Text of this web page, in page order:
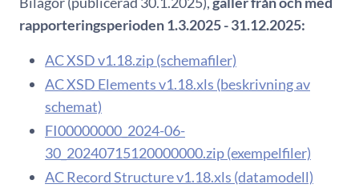
rapporteringsperioden 1.3.2025 - 31.12.2025:
AC XSD v1.18.zip (schemafiler)
AC XSD Elements v1.18.xls (beskrivning av
schemat)
FI00000000_2024-06-
30_20240715120000000.zip (exempelfiler)
AC Record Structure v1.18.xls (datamodell)